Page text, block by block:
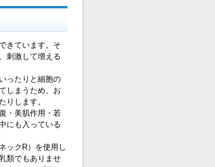
きています。そ
刺激して増える
ったりと細胞の
しまうため、お
りします。
・美肌作用・若
にも入っている
ックR）を使用し
類でもありませ